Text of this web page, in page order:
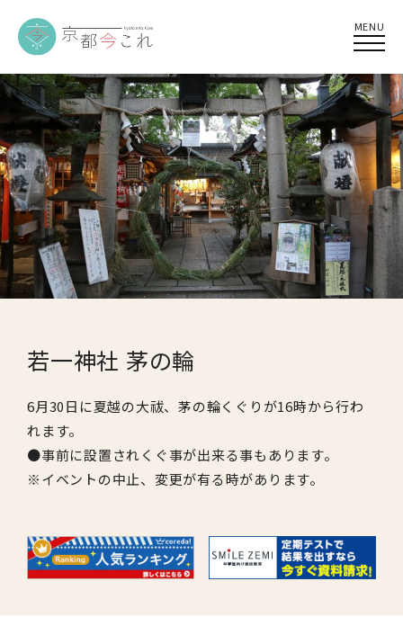
MENU
若一神社 茅の輪
6月30日に夏越の大祓、茅の輪くぐりが16時から行わ
れます。
●事前に設置されくぐ事が出来る事もあります。
※イベントの中止、変更が有る時があります。